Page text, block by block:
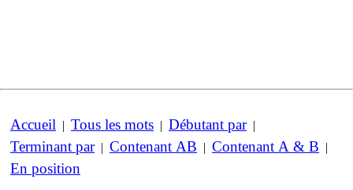
Accueil | Tous les mots | Débutant par|
Terminant par| Contenant AB | Contenant A & B |
En position